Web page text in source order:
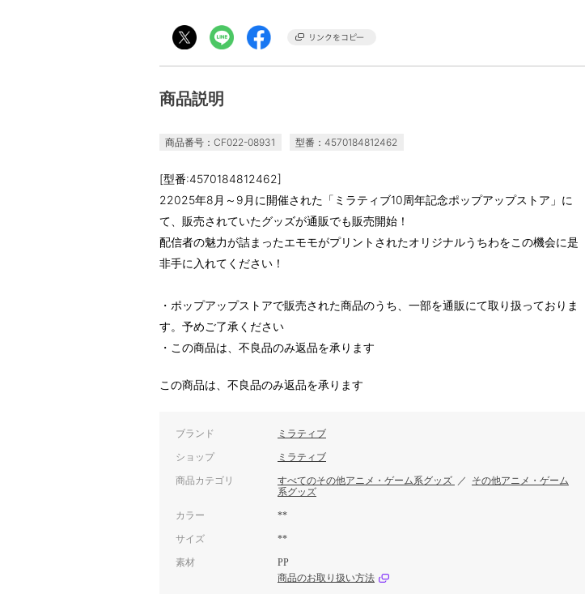
商品説明
商品番号：CF022-08931 型番：4570184812462
[型番:4570184812462]
22025年8月～9月に開催された「ミラティブ10周年記念ポップアップストア」に
て、販売されていたグッズが通販でも販売開始！
配信者の魅力が詰まったエモモがプリントされたオリジナルうちわをこの機会に是
非手に入れてください！
・ポップアップストアで販売された商品のうち、一部を通販にて取り扱っておりま
す。予めご了承ください
・この商品は、不良品のみ返品を承ります
この商品は、不良品のみ返品を承ります
ブランド ミラティブ
ショップ ミラティブ
商品カテゴリ すべてのその他アニメ・ゲーム系グッズ ／ その他アニメ・ゲーム
系グッズ
カラー **
サイズ **
素材
PP
商品のお取り扱い方法